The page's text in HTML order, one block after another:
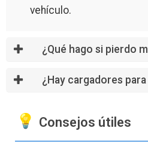
vehículo.
¿Qué hago si pierdo
¿Hay cargadores
Consejos útiles